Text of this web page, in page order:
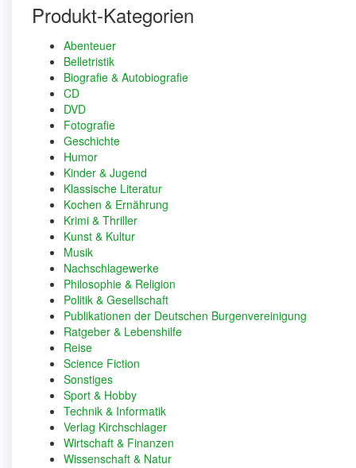
Produkt-Kategorien
Abenteuer
Belletristik
Biografie & Autobiografie
CD
DVD
Fotografie
Geschichte
Humor
Kinder & Jugend
Klassische Literatur
Kochen & Ernährung
Krimi & Thriller
Kunst & Kultur
Musik
Nachschlagewerke
Philosophie & Religion
Politik & Gesellschaft
Publikationen der Deutschen Burgenvereinigung
Ratgeber & Lebenshilfe
Reise
Science Fiction
Sonstiges
Sport & Hobby
Technik & Informatik
Verlag Kirchschlager
Wirtschaft & Finanzen
Wissenschaft & Natur